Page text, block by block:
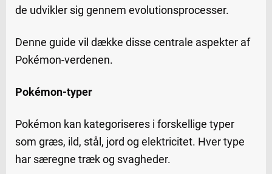
de udvikler sig gennem evolutionsprocesser.
Denne guide vil dække disse centrale aspekter af
Pokémon-verdenen.
Pokémon-typer
Pokémon kan kategoriseres i forskellige typer
som græs, ild, stål, jord og elektricitet. Hver type
har særegne træk og svagheder.